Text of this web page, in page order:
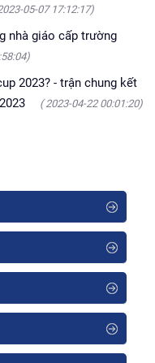
05-07 17:12:17)
nhà giáo cấp trường
2023? - trận chung kết
( 2023-04-22 00:01:20)